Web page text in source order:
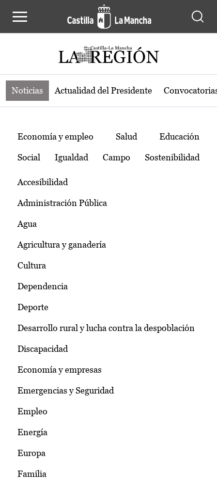
Noticias de la región de Castilla-La
Noticias Actualidad del Presidente
Temas
Economía y empleo Salud Educación
Social Igualdad Campo Sostenibilidad
Accesibilidad
Administración Pública
Agua
Agricultura y ganadería
Cultura
Dependencia
Deporte
Desarrollo rural y lucha contra la despoblación
Discapacidad
Economía y empresas
Emergencias y Seguridad
Empleo
Energía
Europa
Familia